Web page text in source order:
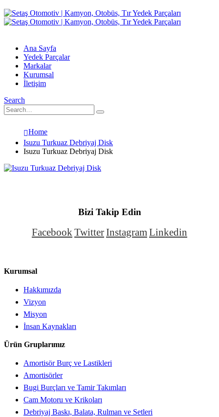
Ana Sayfa
Yedek Parçalar
Markalar
Kurumsal
İletişim
Search
Home
Isuzu Turkuaz Debriyaj Disk
Isuzu Turkuaz Debriyaj Disk
Bizi Takip Edin
FacebookTwitterInstagramLinkedin
Kurumsal
Hakkımızda
Vizyon
Misyon
İnsan Kaynakları
Ürün Gruplarımız
Amortisör Burç ve Lastikleri
Amortisörler
Bugi Burçları ve Tamir Takımları
Cam Motoru ve Krikoları
Debriyaj Baskı, Balata, Rulman ve Setleri